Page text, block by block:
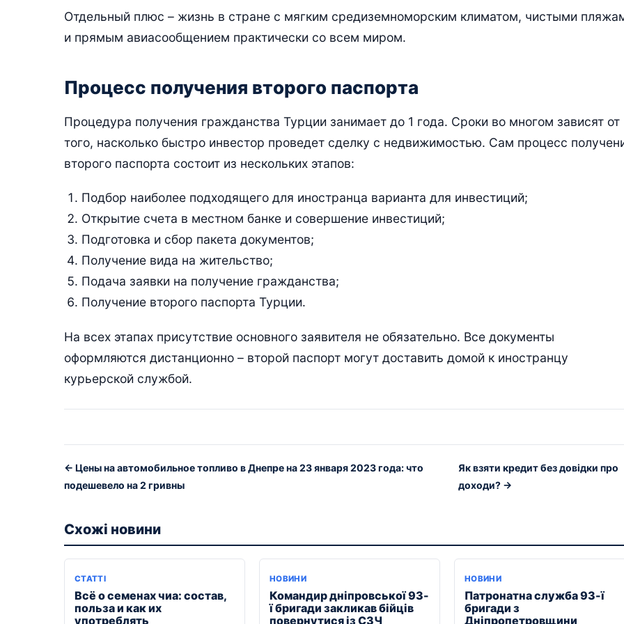
Отдельный плюс – жизнь в стране с мягким средиземноморским климатом, чистыми
и прямым авиасообщением практически со всем миром.
Процесс получения второго паспорта
Процедура получения гражданства Турции занимает до 1 года. Сроки во многом зависят от
того, насколько быстро инвестор проведет сделку с недвижимостью. Сам процесс
второго паспорта состоит из нескольких этапов:
Подбор наиболее подходящего для иностранца варианта для инвестиций;
Открытие счета в местном банке и совершение инвестиций;
Подготовка и сбор пакета документов;
Получение вида на жительство;
Подача заявки на получение гражданства;
Получение второго паспорта Турции.
На всех этапах присутствие основного заявителя не обязательно. Все документы
оформляются дистанционно – второй паспорт могут доставить домой к иностранцу
курьерской службой.
← Цены на автомобильное топливо в Днепре на 23 января 2023 года: что
подешевело на 2 гривны
Як взяти кредит без довідки про
доходи? →
Схожі новини
СТАТТІ
Всё о семенах чиа: состав,
польза и как их
употреблять
НОВИНИ
Командир дніпровської 93-
ї бригади закликав бійців
повернутися із СЗЧ
НОВИНИ
Патронатна служба 93-ї
бригади з
Дніпропетровщини